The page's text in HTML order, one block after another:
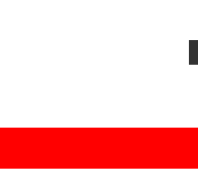
adipisicing elit, sed do eiusmod
veniam, quis nostrud